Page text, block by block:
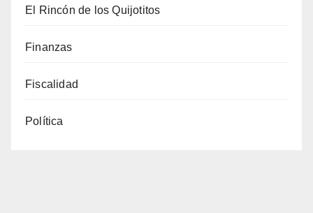
El Rincón de los Quijotitos
Finanzas
Fiscalidad
Política